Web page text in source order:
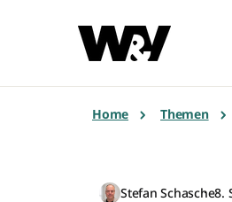
Home Themen
Stefan Schasche8.